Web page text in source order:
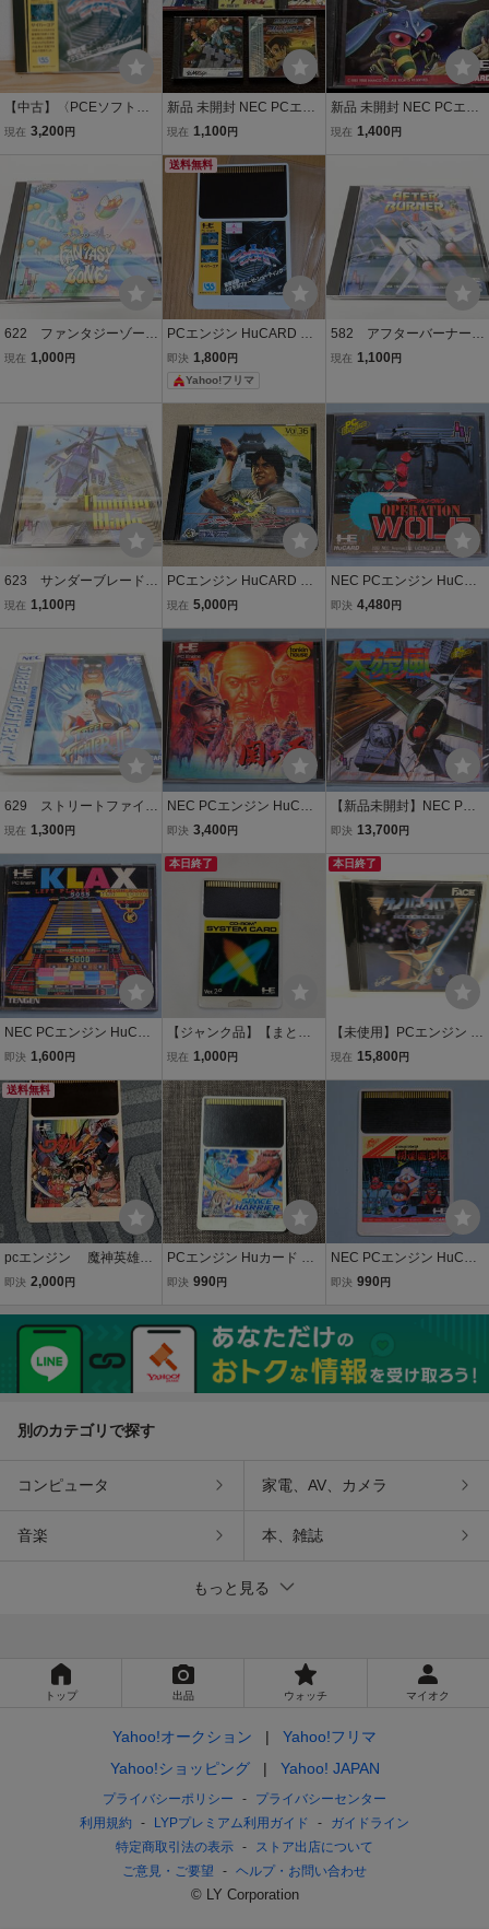
【中古】〈PCEソフト〉
サイバーコア PCエンジン
現在 3,200 円
新品 未開封 NEC PCエン
ジン HuCARD CD-ROM2
gine
現在 1,100 円
新品 未開封 NEC PCエン
ジン HuCARD namCOT
現在 1,400 円
622 ファンタジーゾー
ン H49G-1001 NECア
現在 1,000 円
送料無料
PCエンジン HuCARD サ
イバーコア ソフトのみ
即決 1,800 円
Yahoo!フリマ
582 アフターバーナーII
NAPH-1011 NECアベ
現在 1,100 円
623 サンダーブレード
NAPH-1015 NECアベニ
現在 1,100 円
PCエンジン HuCARD ジ
ャッキーチェン 成龍 Vol.3
現在 5,000 円
NEC PCエンジン HuCAR
D オペレーションウルフ
即決 4,480 円
629 ストリートファイタ
ーII CHAMPION EDITION
エレクトロニクス PCエン
ジン HuCARD ソフト
現在 1,300 円
NEC PCエンジン HuCAR
D 関ヶ原
即決 3,400 円
【新品未開封】NEC PC
エンジン 大旋風 HuCAR
即決 13,700 円
NEC PCエンジン HuCAR
D KLAX クラックス
即決 1,600 円
本日終了
【ジャンク品】【まとめ
て発送対応OK】NEC PC
テムカード Ver.2.0 HuCA
RD PCE
現在 1,000 円
本日終了
【未使用】PCエンジン H
uCARD サイバークロス C
デッドストック 長期保管
現在 15,800 円
送料無料
pcエンジン 魔神英雄伝
ワタル HuCARD Huカー
即決 2,000 円
PCエンジン Huカード SE
GA SPACE HARRIER セ
ARD HEシステム
即決 990 円
NEC PCエンジン HuCAR
D 妖怪道中記
即決 990 円
別のカテゴリで探す
コンピュータ 家電、AV、カメラ
音楽 本、雑誌
もっと見る
トップ 出品 ウォッチ マイオク
Yahoo!オークション
Yahoo!フリマ
Yahoo!ショッピング
Yahoo! JAPAN
プライバシーポリシー
プライバシーセンター
利用規約
LYPプレミアム利用ガイド
ガイドライン
特定商取引法の表示
ストア出店について
ご意見・ご要望
ヘルプ・お問い合わせ
© LY Corporation